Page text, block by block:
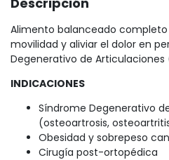
Alimento balanceado
movilidad y aliviar el dolor en
Degenerativo de Articulaciones
INDICACIONES
Síndrome Degenerativo
(osteoartrosis,
Obesidad y sobrepeso
Cirugía post-ortopédica